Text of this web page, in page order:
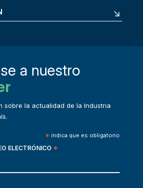
a nuestro
sobre la actualidad de la Industria
* indica que es obligatorio
ELECTRÓNICO *